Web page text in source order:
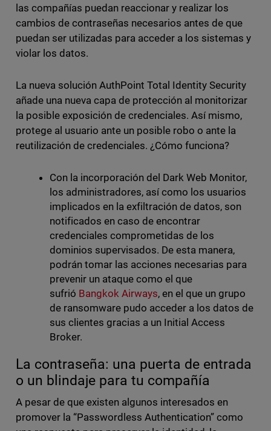
las compañías puedan reaccionar y realizar los
cambios de contraseñas necesarios antes de que
puedan ser utilizadas para acceder a los sistemas y
violar los datos.
La nueva solución AuthPoint Total Identity Security
añade una nueva capa de protección al monitorizar
la posible exposición de credenciales. Así mismo,
protege al usuario ante un posible robo o ante la
reutilización de credenciales. ¿Cómo funciona?
Con la incorporación del Dark Web Monitor,
los administradores, así como los usuarios
implicados en la exfiltración de datos, son
notificados en caso de encontrar
credenciales comprometidas de los
dominios supervisados. De esta manera,
podrán tomar las acciones necesarias para
prevenir un ataque como el que
sufrió Bangkok Airways, en el que un grupo
de ransomware pudo acceder a los datos de
sus clientes gracias a un Initial Access
Broker.
La contraseña: una puerta de entrada
o un blindaje para tu compañía
A pesar de que existen algunos interesados en
promover la “Passwordless Authentication” como